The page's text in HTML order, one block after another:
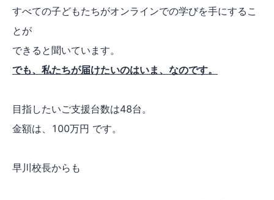
すべての子どもたちがオンラインでの学びを手にするこ
とが
できると聞いています。
でも、私たちが届けたいのはいま、なのです。
目指したいご支援台数は48台。
金額は、100万円 です。
早川校長からも